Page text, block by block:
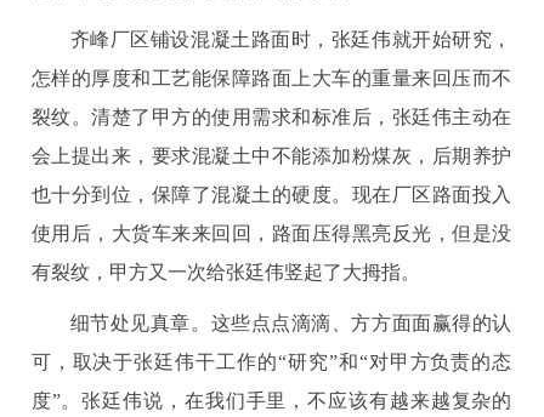
齐峰厂区铺设混凝土路面时，张廷伟就开始研究，
怎样的厚度和工艺能保障路面上大车的重量来回压而不
裂纹。清楚了甲方的使用需求和标准后，张廷伟主动在
会上提出来，要求混凝土中不能添加粉煤灰，后期养护
也十分到位，保障了混凝土的硬度。现在厂区路面投入
使用后，大货车来来回回，路面压得黑亮反光，但是没
有裂纹，甲方又一次给张廷伟竖起了大拇指。
细节处见真章。这些点点滴滴、方方面面赢得的认
可，取决于张廷伟干工作的“研究”和“对甲方负责的态
度”。张廷伟说，在我们手里，不应该有越来越复杂的